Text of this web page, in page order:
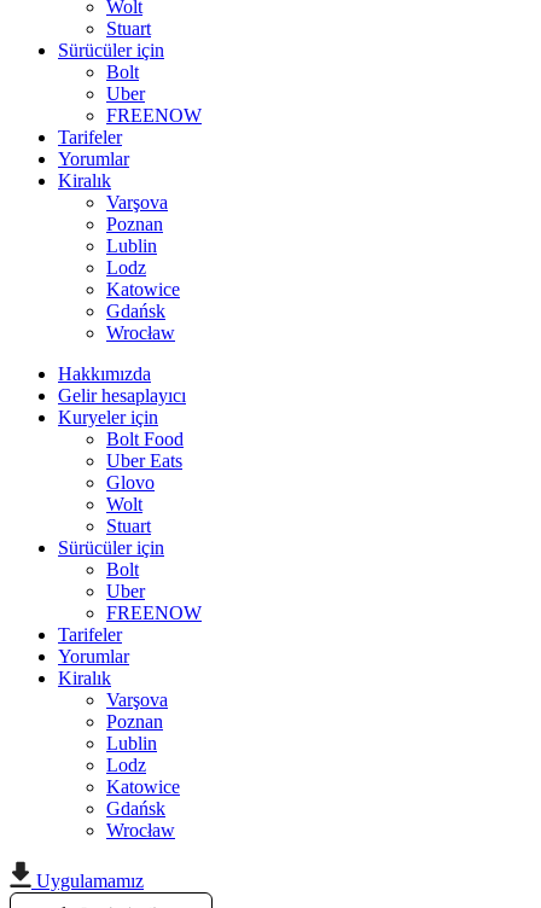
Wolt
Stuart
Sürücüler için
Bolt
Uber
FREENOW
Tarifeler
Yorumlar
Kiralık
Varşova
Poznan
Lublin
Lodz
Katowice
Gdańsk
Wrocław
Hakkımızda
Gelir hesaplayıcı
Kuryeler için
Bolt Food
Uber Eats
Glovo
Wolt
Stuart
Sürücüler için
Bolt
Uber
FREENOW
Tarifeler
Yorumlar
Kiralık
Varşova
Poznan
Lublin
Lodz
Katowice
Gdańsk
Wrocław
Uygulamamız